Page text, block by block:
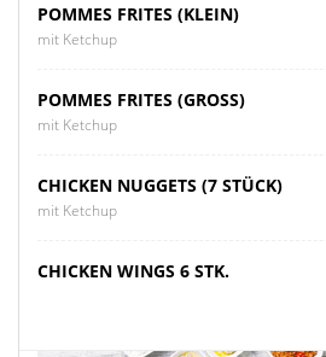
POMMES FRITES (KLEIN)
mit Ketchup
POMMES FRITES (GROSS)
mit Ketchup
CHICKEN NUGGETS (7 STÜCK)
mit Ketchup
CHICKEN WINGS 6 STK.